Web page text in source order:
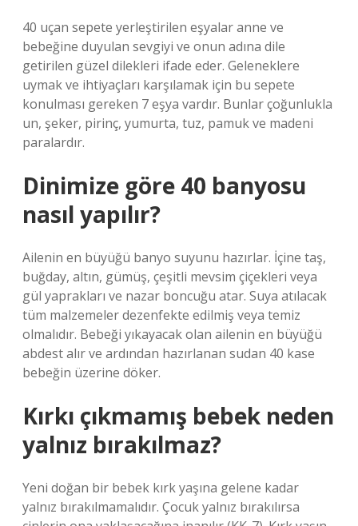
40 uçan sepete yerleştirilen eşyalar anne ve
bebeğine duyulan sevgiyi ve onun adına dile
getirilen güzel dilekleri ifade eder. Geleneklere
uymak ve ihtiyaçları karşılamak için bu sepete
konulması gereken 7 eşya vardır. Bunlar çoğunlukla
un, şeker, pirinç, yumurta, tuz, pamuk ve madeni
paralardır.
Dinimize göre 40 banyosu
nasıl yapılır?
Ailenin en büyüğü banyo suyunu hazırlar. İçine taş,
buğday, altın, gümüş, çeşitli mevsim çiçekleri veya
gül yaprakları ve nazar boncuğu atar. Suya atılacak
tüm malzemeler dezenfekte edilmiş veya temiz
olmalıdır. Bebeği yıkayacak olan ailenin en büyüğü
abdest alır ve ardından hazırlanan sudan 40 kase
bebeğin üzerine döker.
Kırkı çıkmamış bebek neden
yalnız bırakılmaz?
Yeni doğan bir bebek kırk yaşına gelene kadar
yalnız bırakılmamalıdır. Çocuk yalnız bırakılırsa